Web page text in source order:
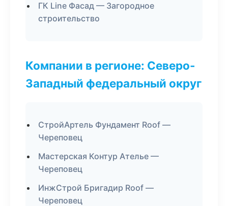
ГК Line Фасад — Загородное
строительство
Компании в регионе: Северо-
Западный федеральный округ
СтройАртель Фундамент Roof —
Череповец
Мастерская Контур Ателье —
Череповец
ИнжСтрой Бригадир Roof —
Череповец